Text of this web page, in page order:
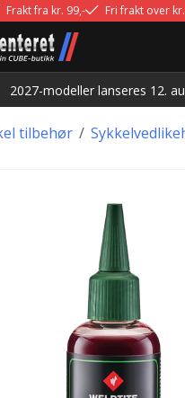
Frakt fra kr. 99,- Fri frakt over
2027-modeller lanseres 12.
/
tilbehør